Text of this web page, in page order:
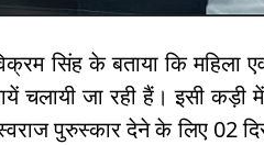
सिंह के बताया कि महिला
जा रही हैं। इसी कड़ी में
पुरुस्कार देने के लिए 02